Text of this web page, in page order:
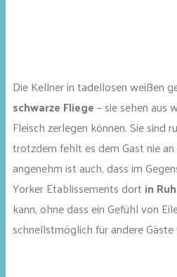
Die Kellner in tadellosen weißen
schwarze Fliege– sie sehen aus
Fleisch zerlegen können. Sie sind
trotzdem fehlt es dem Gast nie
angenehm ist auch, dass im
Yorker Etablissements dort in
kann, ohne dass ein Gefühl von
schnellstmöglich für andere